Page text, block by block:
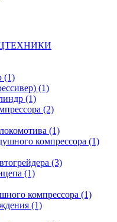
(1)
(1)
(1)
(2)
(1)
компрессора (1)
(3)
(1)
компрессора (1)
(1)